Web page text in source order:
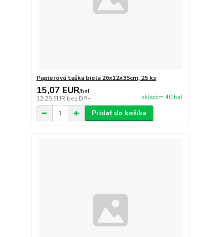
Papierová taška biela 26x12x35cm, 25 ks
15,07 EUR/bal
12,25 EUR bez DPH skladom 40 bal
Pridať do košíka